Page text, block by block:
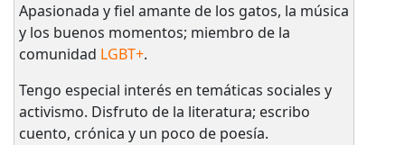
Apasionada y fiel amante de los gatos, la música
y los buenos momentos; miembro de la
comunidad LGBT+.
Tengo especial interés en temáticas sociales y
activismo. Disfruto de la literatura; escribo
cuento, crónica y un poco de poesía.